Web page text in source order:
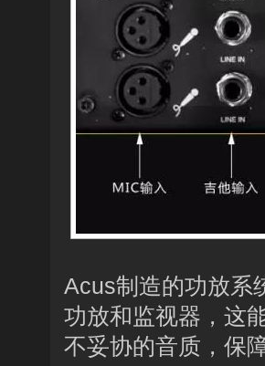
Acus制造的功放系
功放和监视器，这
不妥协的音质，保